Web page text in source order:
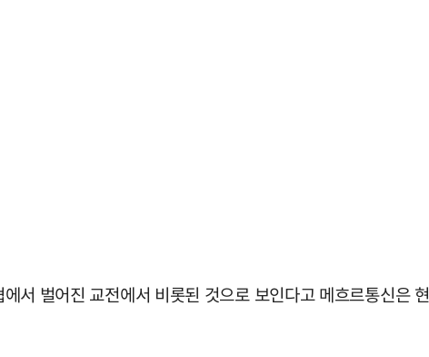
서 벌어진 교전에서 비롯된 것으로 보인다고 메흐르통신은